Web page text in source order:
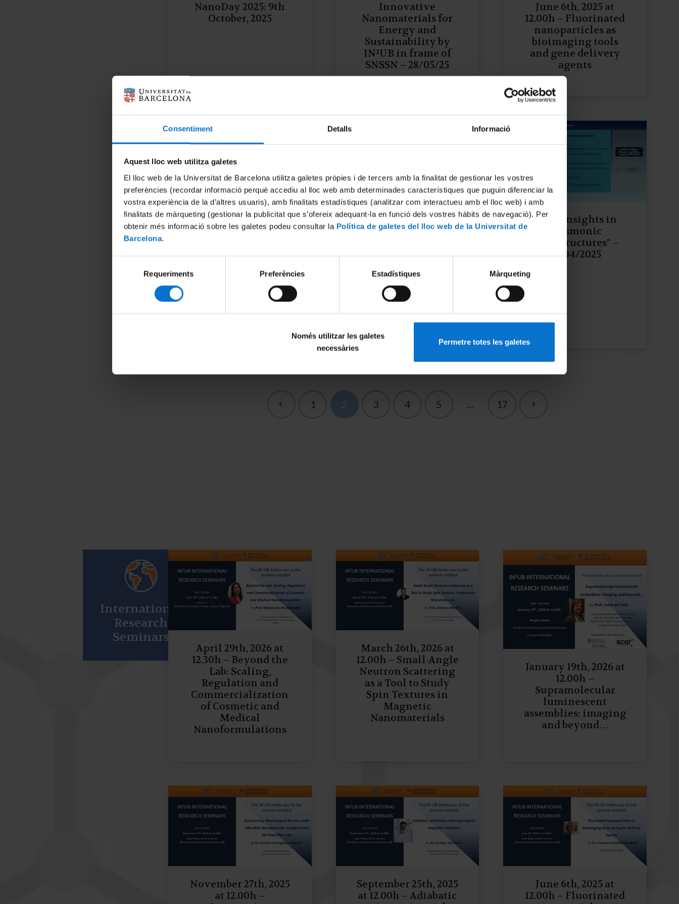
Consentiment Detalls Informació
Aquest lloc web utilitza galetes
El lloc web de la Universitat de Barcelona utilitza galetes pròpies i de tercers amb la finalitat de gestionar les vostres
preferències (recordar informació perquè accediu al lloc web amb determinades característiques que puguin diferenciar la
vostra experiència de la d’altres usuaris), amb finalitats estadístiques (analitzar com interactueu amb el lloc web) i amb
finalitats de màrqueting (gestionar la publicitat que s’ofereix adequant-la en funció dels vostres hàbits de navegació). Per
obtenir més informació sobre les galetes podeu consultar la Política de galetes del lloc web de la Universitat de
Barcelona.
consentiment
Requeriments Preferències Estadístiques Màrqueting
Només utilitzar les galetes
necessàries
Permetre totes les galetes
NanoDay 2025: 9th
October, 2025
Innovative
Nanomaterials for
Energy and
Sustainability by
IN²UB in frame of
SNSSN – 28/05/25
June 6th, 2025 at
12.00h – Fluorinated
nanoparticles as
bioimaging tools
and gene delivery
agents
L’IN2UB al Festival
CosmoCaixa – 9 i 10
maig 2025
III Trobada de
Divulgació de
novembre 2025 –
Fontserè
“New insights in
plasmonic
nanostructures” –
10/04/2025
1 2 3 4 5 … 17
International
Research
Seminars
April 29th, 2026 at
12.30h – Beyond the
Lab: Scaling,
Regulation and
Commercialization
of Cosmetic and
Medical
Nanoformulations
March 26th, 2026 at
12.00h – Small-Angle
Neutron Scattering
as a Tool to Study
Spin Textures in
Magnetic
Nanomaterials
January 19th, 2026 at
12.00h –
Supramolecular
luminescent
assemblies: imaging
and beyond…
November 27th, 2025
at 12.00h –
September 25th, 2025
at 12.00h – Adiabatic
June 6th, 2025 at
12.00h – Fluorinated